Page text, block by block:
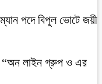
পদে বিপুল ভোটে জয়ী
“অন লাইন গ্রুপ ও এর